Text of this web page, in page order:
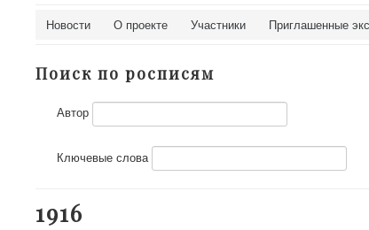
Новости О проекте Участники Приглашенные
Поиск по росписям
Автор
Ключевые слова
1916